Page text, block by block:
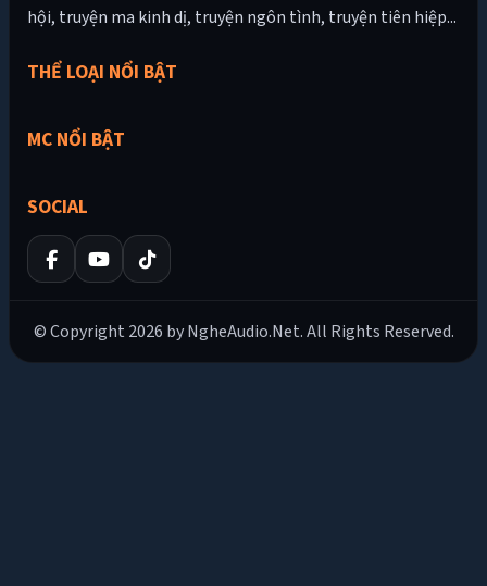
hội, truyện ma kinh dị, truyện ngôn tình, truyện tiên hiệp...
THỂ LOẠI NỔI BẬT
MC NỔI BẬT
SOCIAL
© Copyright 2026 by NgheAudio.Net. All Rights Reserved.